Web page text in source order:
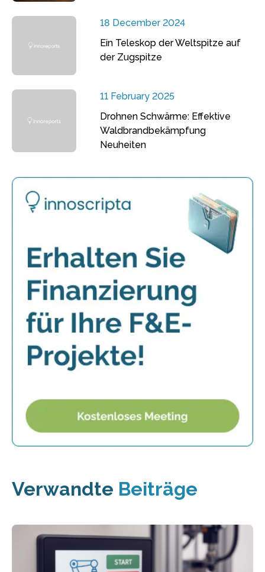
18 December 2024
Ein Teleskop der Weltspitze auf
der Zugspitze
11 February 2025
Drohnen Schwärme: Effektive
Waldbrandbekämpfung
Neuheiten
Verwandte Beiträge